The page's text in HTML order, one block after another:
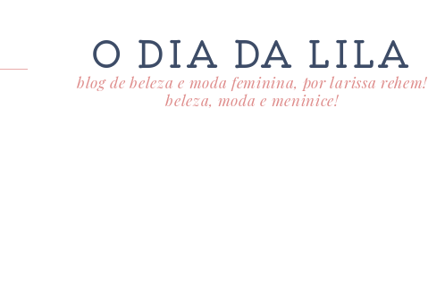
O DIA DA LILA
blog de beleza e moda feminina, por larissa rehem!
beleza, moda e meninice!